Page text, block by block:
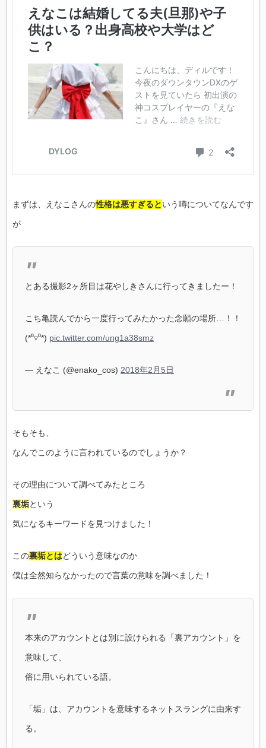
まずは、えなこさんの性格は悪すぎるという噂についてなんです
が
とある撮影2ヶ所目は花やしきさんに行ってきましたー！
こち亀読んでから一度行ってみたかった念願の場所…！！
(*⁰▿⁰*) pic.twitter.com/ung1a38smz
— えなこ (@enako_cos) 2018年2月5日
そもそも、
なんでこのように言われているのでしょうか？
その理由について調べてみたところ
裏垢という
気になるキーワードを見つけました！
この裏垢とはどういう意味なのか
僕は全然知らなかったので言葉の意味を調べました！
本来のアカウントとは別に設けられる「裏アカウント」を
意味して、
俗に用いられている語。
「垢」は、アカウントを意味するネットスラングに由来す
る。